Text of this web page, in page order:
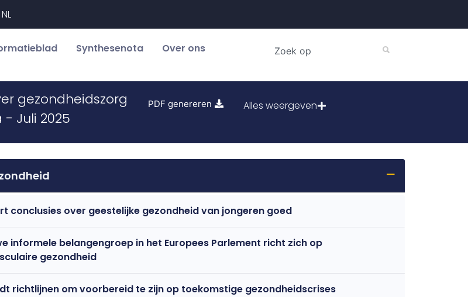
NL
Synthesenota Over ons
gezondheidszorg
- Juli 2025
PDF genereren Alles weergeven
conclusies over geestelijke gezondheid van jongeren goed
informele belangengroep in het Europees Parlement richt zich op
gezondheid
richtlijnen om voorbereid te zijn op toekomstige gezondheidscrises